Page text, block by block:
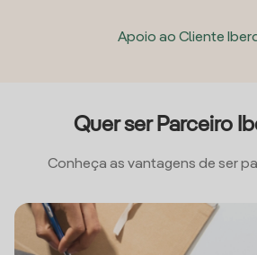
Apoio ao Cliente
Quer ser Parceiro
Conheça as vantagens de ser